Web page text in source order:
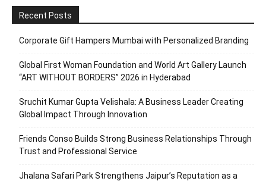
Recent Posts
Corporate Gift Hampers Mumbai with Personalized Branding
Global First Woman Foundation and World Art Gallery Launch
“ART WITHOUT BORDERS” 2026 in Hyderabad
Sruchit Kumar Gupta Velishala: A Business Leader Creating
Global Impact Through Innovation
Friends Conso Builds Strong Business Relationships Through
Trust and Professional Service
Jhalana Safari Park Strengthens Jaipur’s Reputation as a